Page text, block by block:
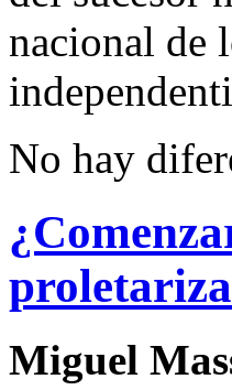
nacional de
No hay
Miguel